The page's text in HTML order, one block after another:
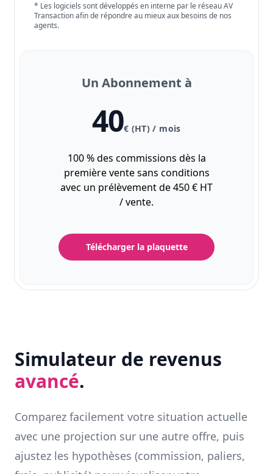
* Les logiciels sont développés en interne par le réseau AV
Transaction afin de répondre au mieux aux besoins de nos
agents.
Un Abonnement à
40€ (HT) / mois
100 % des commissions dès la
première vente sans conditions
avec un prélèvement de 450 € HT
/ vente.
Télécharger la plaquette
Simulateur de revenus
avancé.
Comparez facilement votre situation actuelle
avec une projection sur une autre offre, puis
ajustez les hypothèses (commission, paliers,